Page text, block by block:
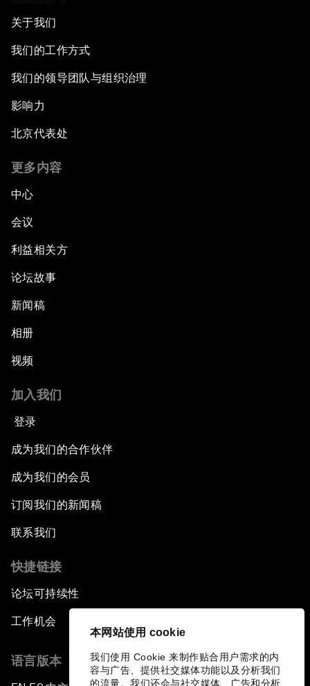
本网站使用 cookie
我们使用 Cookie 来制作贴合用户需求的内
容与广告、提供社交媒体功能以及分析我们
的流量。我们还会与社交媒体、广告和分析
关于我们
我们的工作方式
我们的领导团队与组织治理
影响力
北京代表处
更多内容
中心
会议
利益相关方
论坛故事
新闻稿
相册
视频
加入我们
登录
成为我们的合作伙伴
成为我们的会员
订阅我们的新闻稿
联系我们
快捷链接
论坛可持续性
工作机会
语言版本